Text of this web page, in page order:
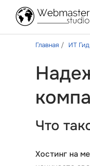
Главная ИТ
Что
Хостинг на